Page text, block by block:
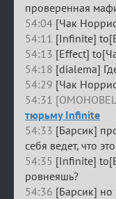
проверенная
54:04 [Чак
54:11 [Infinite]
54:13 [Effect]
54:18 [dialema]
54:29 [Чак
54:31
тюрьму Infinite
54:33 [Барсик]
себя ведет, что
54:35 [Infinite]
ровнеяшь?
54:36 [Барсик] но